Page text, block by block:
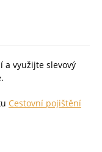
a využijte slevový
Cestovní pojištění